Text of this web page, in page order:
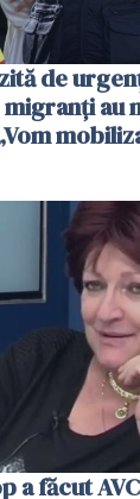
de
au
a făcut AVC